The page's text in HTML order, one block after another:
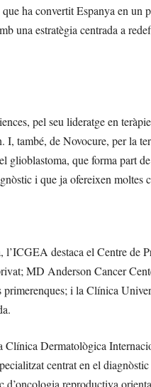
ha convertit Espanya en un
una estratègia centrada a
pel seu lideratge en
I, també, de Novocure, per la
que forma part
i que ja ofereixen moltes
destaca el Centre de
MD Anderson Cancer
i la Clínica
Clínica Dermatològica
centrat en el
reproductiva